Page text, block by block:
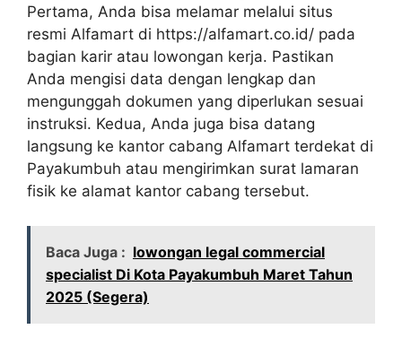
Pertama, Anda bisa melamar melalui situs
resmi Alfamart di https://alfamart.co.id/ pada
bagian karir atau lowongan kerja. Pastikan
Anda mengisi data dengan lengkap dan
mengunggah dokumen yang diperlukan sesuai
instruksi. Kedua, Anda juga bisa datang
langsung ke kantor cabang Alfamart terdekat di
Payakumbuh atau mengirimkan surat lamaran
fisik ke alamat kantor cabang tersebut.
Baca Juga : lowongan legal commercial
specialist Di Kota Payakumbuh Maret Tahun
2025 (Segera)